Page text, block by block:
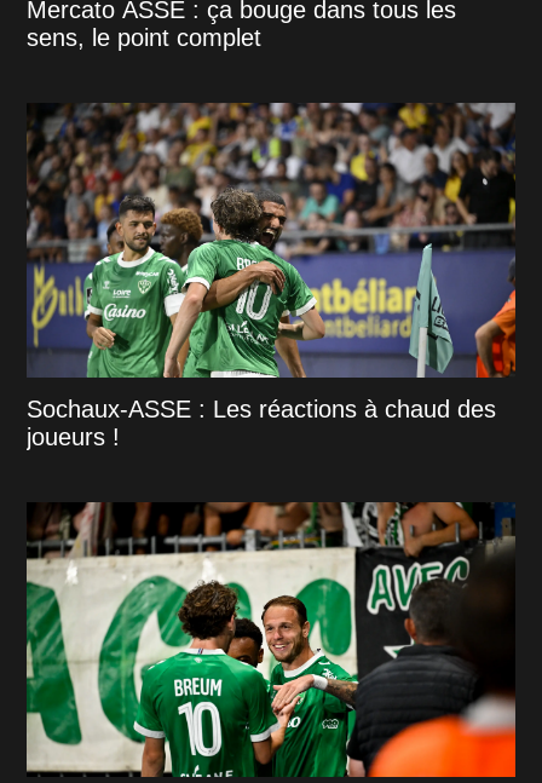
Mercato ASSE : ça bouge dans tous les
sens, le point complet
Sochaux-ASSE : Les réactions à chaud des
joueurs !